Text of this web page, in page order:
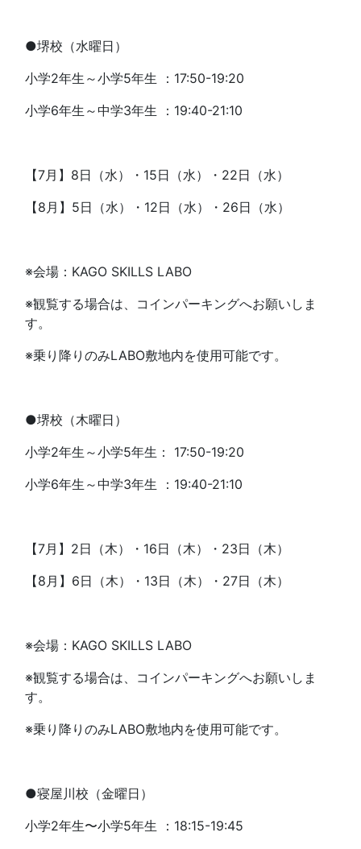
●堺校（水曜日）
小学2年生～小学5年生 ：17:50-19:20
小学6年生～中学3年生 ：19:40-21:10
【7月】8日（水）・15日（水）・22日（水）
【8月】5日（水）・12日（水）・26日（水）
※会場：KAGO SKILLS LABO
※観覧する場合は、コインパーキングへお願いしま
す。
※乗り降りのみLABO敷地内を使用可能です。
●堺校（木曜日）
小学2年生～小学5年生： 17:50-19:20
小学6年生～中学3年生 ：19:40-21:10
【7月】2日（木）・16日（木）・23日（木）
【8月】6日（木）・13日（木）・27日（木）
※会場：KAGO SKILLS LABO
※観覧する場合は、コインパーキングへお願いしま
す。
※乗り降りのみLABO敷地内を使用可能です。
●寝屋川校（金曜日）
小学2年生〜小学5年生 ：18:15-19:45